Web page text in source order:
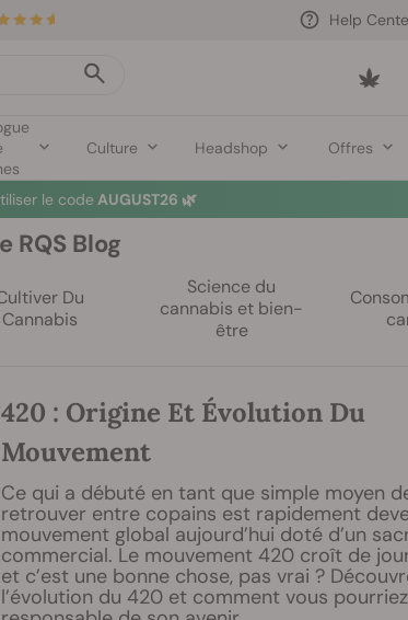
Help
Culture Headshop Offres
le code AUGUST26 🌿
RQS Blog
Du
Cannabis
Science du
cannabis et bien-
être
420 : Origine Et Évolution Du
Mouvement
Ce qui a débuté en tant que simple moyen
retrouver entre copains est rapidement
mouvement global aujourd’hui doté d’un
commercial. Le mouvement 420 croît de
et c’est une bonne chose, pas vrai ?
l’évolution du 420 et comment vous